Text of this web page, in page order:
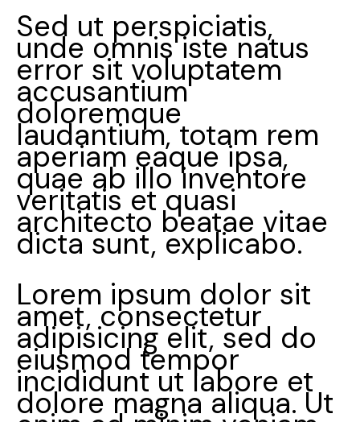
Sed ut perspiciatis,
unde omnis iste natus
error sit voluptatem
accusantium
doloremque
laudantium, totam rem
aperiam eaque ipsa,
quae ab illo inventore
veritatis et quasi
architecto beatae vitae
dicta sunt, explicabo.
Lorem ipsum dolor sit
amet, consectetur
adipisicing elit, sed do
eiusmod tempor
incididunt ut labore et
dolore magna aliqua. Ut